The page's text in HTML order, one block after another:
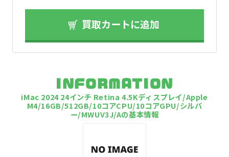
買取カートに追加
INFORMATION
iMac 2024 24インチ Retina 4.5Kディスプレイ/Apple
M4/16GB/512GB/10コアCPU/10コアGPU/シルバ
ー/MWUV3J/Aの基本情報